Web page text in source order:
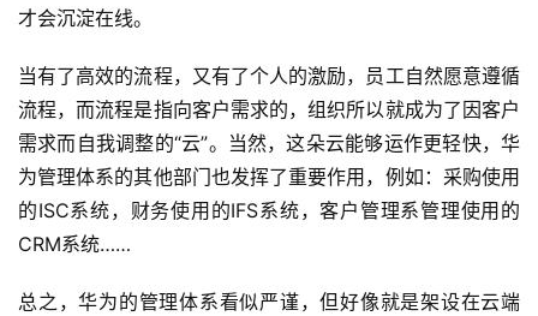
才会沉淀在线。
当有了高效的流程，又有了个人的激励，员工自然愿意遵循
流程，而流程是指向客户需求的，组织所以就成为了因客户
需求而自我调整的“云”。当然，这朵云能够运作更轻快，华
为管理体系的其他部门也发挥了重要作用，例如：采购使用
的ISC系统，财务使用的IFS系统，客户管理系管理使用的
CRM系统……
总之，华为的管理体系看似严谨，但好像就是架设在云端